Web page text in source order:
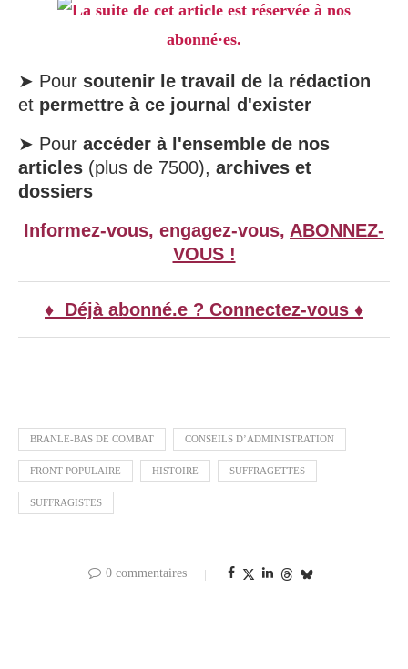
La suite de cet article est réservée à nos
abonné·es.
➤ Pour soutenir le travail de la rédaction
et permettre à ce journal d'exister
➤ Pour accéder à l'ensemble de nos
articles (plus de 7500), archives et
dossiers
Informez-vous, engagez-vous, ABONNEZ-
VOUS !
♦ Déjà abonné.e ? Connectez-vous ♦
BRANLE-BAS DE COMBAT CONSEILS D’ADMINISTRATION
FRONT POPULAIRE HISTOIRE SUFFRAGETTES
SUFFRAGISTES
0 commentaires